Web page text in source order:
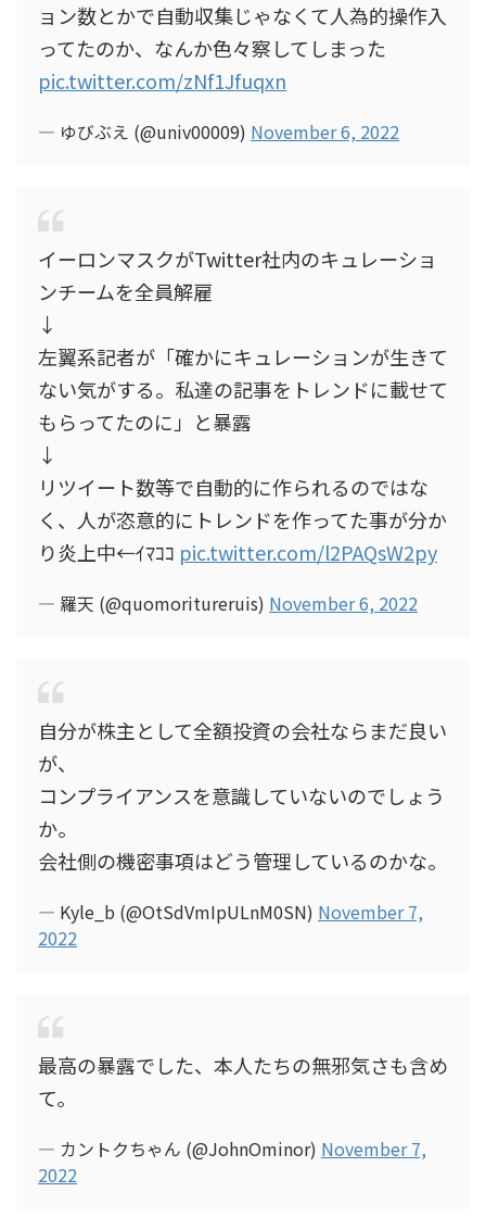
ョン数とかで自動収集じゃなくて人為的操作入
ってたのか、なんか色々察してしまった
pic.twitter.com/zNf1Jfuqxn
— ゆびぶえ (@univ00009) November 6, 2022
イーロンマスクがTwitter社内のキュレーショ
ンチームを全員解雇
↓
左翼系記者が「確かにキュレーションが生きて
ない気がする。私達の記事をトレンドに載せて
もらってたのに」と暴露
↓
リツイート数等で自動的に作られるのではな
く、人が恣意的にトレンドを作ってた事が分か
り炎上中←ｲﾏｺｺ pic.twitter.com/l2PAQsW2py
— 羅天 (@quomoritureruis) November 6, 2022
自分が株主として全額投資の会社ならまだ良い
が、
コンプライアンスを意識していないのでしょう
か。
会社側の機密事項はどう管理しているのかな。
— Kyle_b (@OtSdVmIpULnM0SN) November 7,
2022
最高の暴露でした、本人たちの無邪気さも含め
て。
— カントクちゃん (@JohnOminor) November 7,
2022